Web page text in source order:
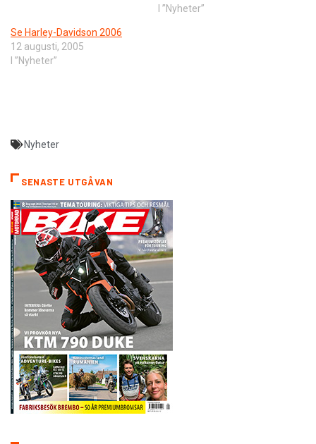
I ”Nyheter”
Se Harley-Davidson 2006
12 augusti, 2005
I ”Nyheter”
Nyheter
SENASTE UTGÅVAN